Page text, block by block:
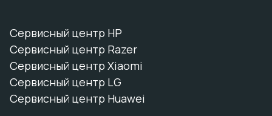
Сервисный центр HP
Сервисный центр Razer
Сервисный центр Xiaomi
Сервисный центр LG
Сервисный центр Huawei